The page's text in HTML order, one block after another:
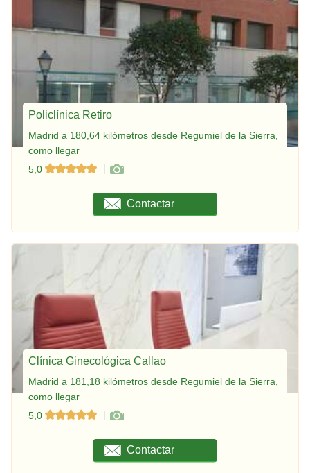
Policlínica Retiro
Madrid a 180,64 kilómetros desde Regumiel de la Sierra,
como llegar
5,0
Contactar
Clínica Ginecológica Callao
Madrid a 181,18 kilómetros desde Regumiel de la Sierra,
como llegar
5,0
Contactar